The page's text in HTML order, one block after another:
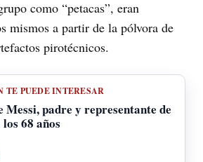
como “petacas”, eran
mismos a partir de la pólvora de
pirotécnicos.
TE PUEDE INTERESAR
padre y representante de
68 años